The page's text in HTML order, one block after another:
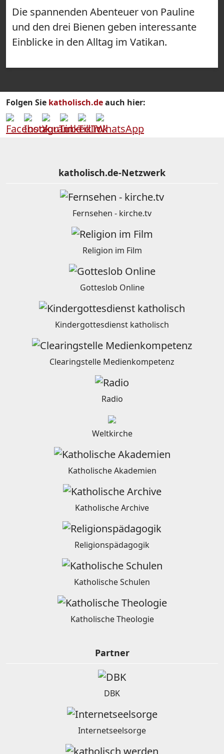
Die spannenden Abenteuer von Pauline
und den drei Bienen geben interessante
Einblicke in den Alltag im Vatikan.
Folgen Sie katholisch.deauch hier:
katholisch.de-Netzwerk
Fernsehen - kirche.tv
Religion im Film
Gotteslob Online
Kindergottesdienst katholisch
Clearingstelle Medienkompetenz
Radio
Weltkirche
Katholische Akademien
Katholische Archive
Religionspädagogik
Katholische Schulen
Katholische Theologie
Partner
DBK
Internetseelsorge